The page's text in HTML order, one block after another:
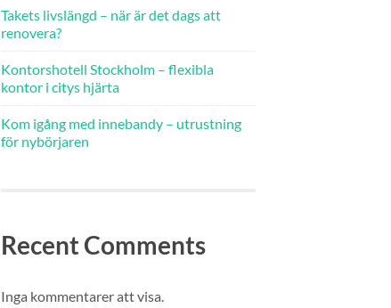
Takets livslängd – när är det dags att
renovera?
Kontorshotell Stockholm – flexibla
kontor i citys hjärta
Kom igång med innebandy – utrustning
för nybörjaren
Recent Comments
Inga kommentarer att visa.